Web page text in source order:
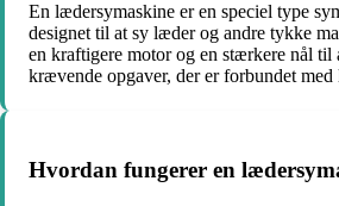
En lædersymaskine er en speciel type
designet til at sy læder og andre tykke
en kraftigere motor og en stærkere nål til
krævende opgaver, der er forbundet med
Hvordan fungerer en